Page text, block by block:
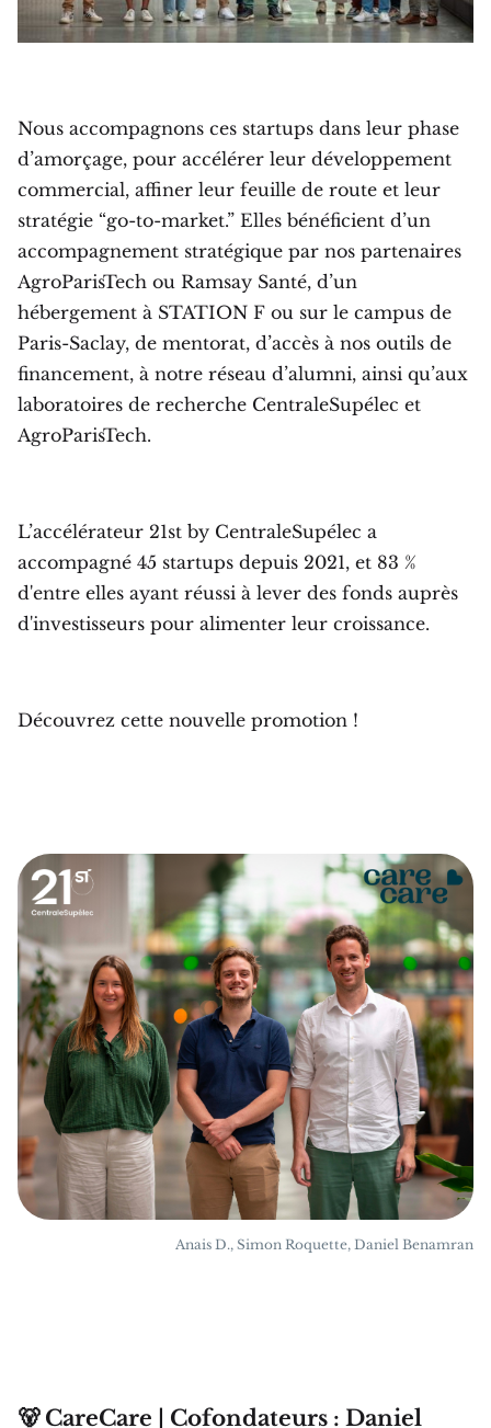
Nous accompagnons ces startups dans leur phase
d’amorçage, pour accélérer leur développement
commercial, affiner leur feuille de route et leur
stratégie “go-to-market.” Elles bénéficient d’un
accompagnement stratégique par nos partenaires
AgroParisTech ou Ramsay Santé, d’un
hébergement à STATION F ou sur le campus de
Paris-Saclay, de mentorat, d’accès à nos outils de
financement, à notre réseau d’alumni, ainsi qu’aux
laboratoires de recherche CentraleSupélec et
AgroParisTech.
L’accélérateur 21st by CentraleSupélec a
accompagné 45 startups depuis 2021, et 83 %
d'entre elles ayant réussi à lever des fonds auprès
d'investisseurs pour alimenter leur croissance.
Découvrez cette nouvelle promotion !
Anais D., Simon Roquette, Daniel Benamran
🐻 CareCare | Cofondateurs : Daniel